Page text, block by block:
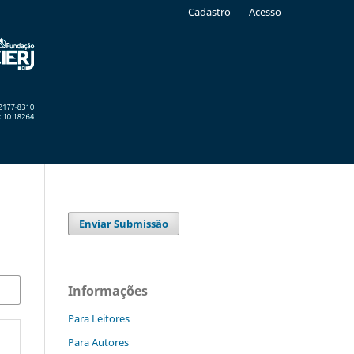
Cadastro Acesso
Enviar Submissão
Informações
Para Leitores
Para Autores